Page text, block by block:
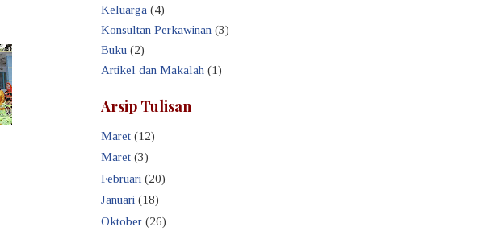
Keluarga (4)
Konsultan Perkawinan (3)
Buku (2)
Artikel dan Makalah (1)
Arsip Tulisan
Maret (12)
Maret (3)
Februari (20)
Januari (18)
Oktober (26)